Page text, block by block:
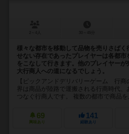
様々な都市を移動して品物を売りさば
せない存在であったプレイヤーは各都
をこなして行きます。他のプレイヤー
大行商人への道になるでしょう。
【ピックアンドデリバリーゲーム 行
界は商品が陸路で運搬される行商時代
つなぐ行商人です。 複数の都市で商品を
69
興味あり
141
経験あり